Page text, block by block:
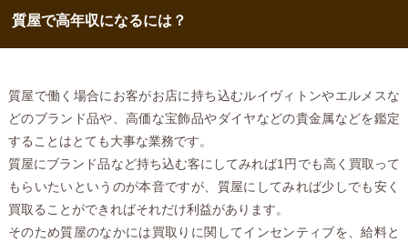
質屋で高年収になるには？
質屋で働く場合にお客がお店に持ち込むルイヴィトンやエルメスな
どのブランド品や、高価な宝飾品やダイヤなどの貴金属などを鑑定
することはとても大事な業務です。
質屋にブランド品など持ち込む客にしてみれば1円でも高く買取って
もらいたいというのが本音ですが、質屋にしてみれば少しでも安く
買取ることができればそれだけ利益があります。
そのため質屋のなかには買取りに関してインセンティブを、給料と